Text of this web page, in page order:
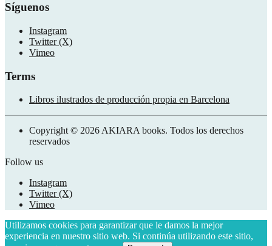
Síguenos
Instagram
Twitter (X)
Vimeo
Terms
Libros ilustrados de producción propia en Barcelona
Copyright © 2026 AKIARA books. Todos los derechos
reservados
Follow us
Instagram
Twitter (X)
Vimeo
Utilizamos cookies para garantizar que le damos la mejor
experiencia en nuestro sitio web. Si continúa utilizando este sitio,